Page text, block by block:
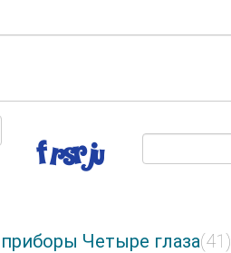
Четыре глаза(41)